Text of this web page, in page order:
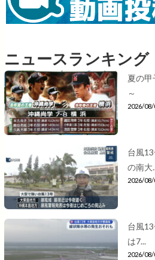
ニュースランキング
夏の
～
2026/08/
台風
の南大
2026/08/
台風
は7...
2026/08/